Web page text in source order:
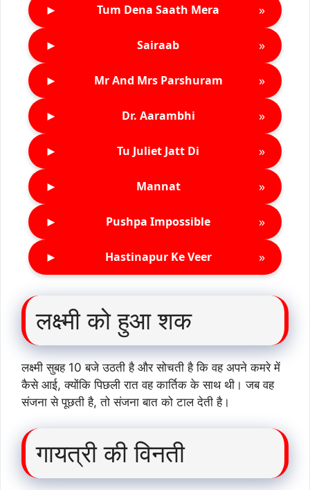
► Tum Dena Saath Mera »
► Sairaab »
► Mr And Mrs Parshuram »
► Dr. Aarambhi »
► Tu Juliet Jatt Di »
► Mannat »
► Pushpa Impossible »
► Hastinapur Ke Veer »
लक्ष्मी को हुआ शक
लक्ष्मी सुबह 10 बजे उठती है और सोचती है कि वह अपने कमरे में
कैसे आई, क्योंकि पिछली रात वह कार्तिक के साथ थी। जब वह
संजना से पूछती है, तो संजना बात को टाल देती है।
गायत्री की विनती